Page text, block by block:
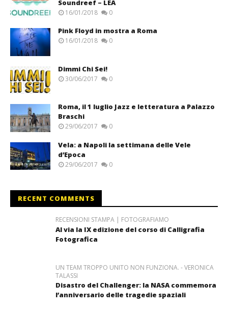
Soundreef – LEA
16/01/2018 0
Pink Floyd in mostra a Roma
16/01/2018 0
Dimmi Chi Sei!
30/06/2017 0
Roma, il 1 luglio Jazz e letteratura a Palazzo
Braschi
29/06/2017 0
Vela: a Napoli la settimana delle Vele
d’Epoca
29/06/2017 0
RECENT COMMENTS
RECENSIONI STAMPA | FOTOGRAFIAMO
Al via la IX edizione del corso di Calligrafia
Fotografica
UN TEAM TROPPO UNITO NON FUNZIONA. - VERONICA
TALASSI
Disastro del Challenger: la NASA commemora
l’anniversario delle tragedie spaziali